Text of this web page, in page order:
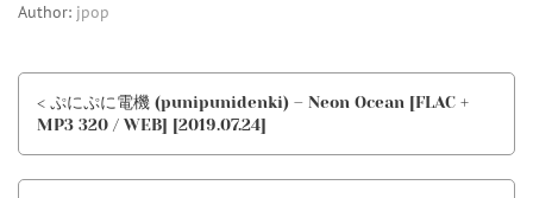
Author: jpop
< ぷにぷに電機 (punipunidenki) – Neon Ocean [FLAC +
MP3 320 / WEB] [2019.07.24]